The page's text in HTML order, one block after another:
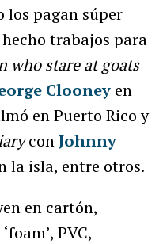
los pagan súper
trabajos para
who stare at goats
Clooney en
en Puerto Rico y
conJohnny
la isla, entre otros.
en cartón,
PVC,